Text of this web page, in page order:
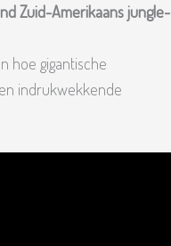
Zuid-Amerikaans jungle-
hoe gigantische
indrukwekkende